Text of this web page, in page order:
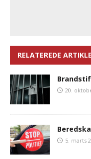
RELATEREDE
20.
5. marts